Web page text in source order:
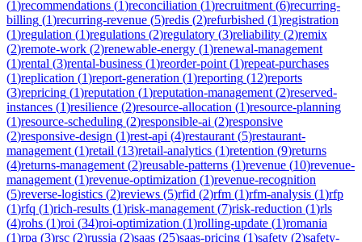
(1)recommendations (1)reconciliation (1)recruitment (6)recurring-
billing (1)recurring-revenue (5)redis (2)refurbished (1)registration
(1)regulation (1)regulations (2)regulatory (3)reliability (2)remix
(2)remote-work (2)renewable-energy (1)renewal-management
(1)rental (3)rental-business (1)reorder-point (1)repeat-purchases
(1)replication (1)report-generation (1)reporting (12)reports
(3)repricing (1)reputation (1)reputation-management (2)reserved-
instances (1)resilience (2)resource-allocation (1)resource-planning
(1)resource-scheduling (2)responsible-ai (2)responsive
(2)responsive-design (1)rest-api (4)restaurant (5)restaurant-
management (1)retail (13)retail-analytics (1)retention (9)returns
(4)returns-management (2)reusable-patterns (1)revenue (10)revenue-
management (1)revenue-optimization (1)revenue-recognition
(5)reverse-logistics (2)reviews (5)rfid (2)rfm (1)rfm-analysis (1)rfp
(1)rfq (1)rich-results (1)risk-management (7)risk-reduction (1)rls
(4)rohs (1)roi (34)roi-optimization (1)rolling-update (1)romania
(1)rpa (3)rsc (2)russia (2)saas (25)saas-pricing (1)safety (2)safety-